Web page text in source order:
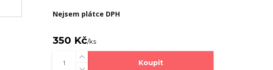
Nejsem plátce DPH
350 Kč/ks
Koupit